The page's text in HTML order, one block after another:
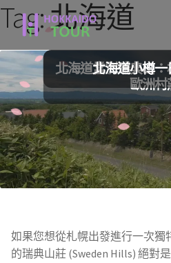
跳
至
導
覽
列
跳
至
主
要
內
容
Tag:北海道
北海道當別瑞典山
歐洲村
如果您想從札幌出發進行一次獨
的瑞典山莊 (Sweden Hills) 絕對
北海道小樽一